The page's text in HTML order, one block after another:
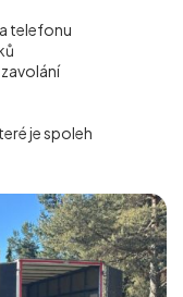
telefonu
je spoleh